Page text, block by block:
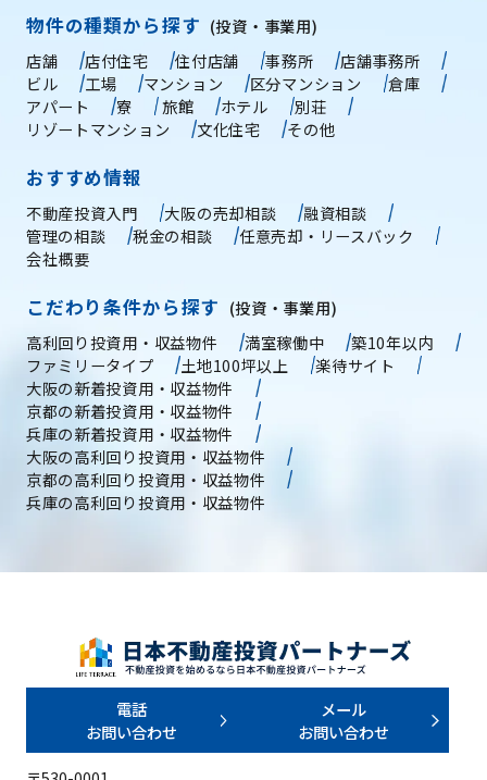
物件の種類から探す (投資・事業用)
店舗
店付住宅 住付店舗 事務所
店舗事務所
ビル
工場 マンション 区分マンション
倉庫
アパート
寮 旅館 ホテル
別荘
リゾートマンション
文化住宅 その他
おすすめ情報
不動産投資入門 大阪の売却相談
融資相談
管理の相談
税金の相談
任意売却・リースバック
会社概要
こだわり条件から探す (投資・事業用)
高利回り投資用・収益物件
満室稼働中
築10年以内
ファミリータイプ
土地100坪以上
楽待サイト
大阪の新着投資用・収益物件
京都の新着投資用・収益物件
兵庫の新着投資用・収益物件
大阪の高利回り投資用・収益物件
京都の高利回り投資用・収益物件
兵庫の高利回り投資用・収益物件
電話
お問い合わせ
メール
お問い合わせ